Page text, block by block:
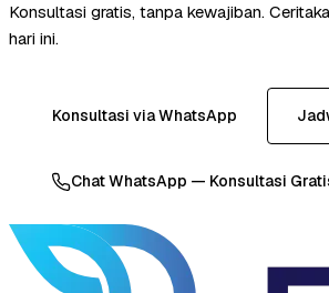
Konsultasi gratis, tanpa kewajiban.
hari ini.
Konsultasi via WhatsApp
Chat WhatsApp — Konsultasi